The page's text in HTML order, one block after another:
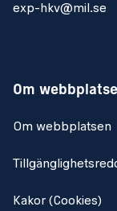
exp-hkv@mil.se
Om
Om webbplatsen
Kakor (Cookies)